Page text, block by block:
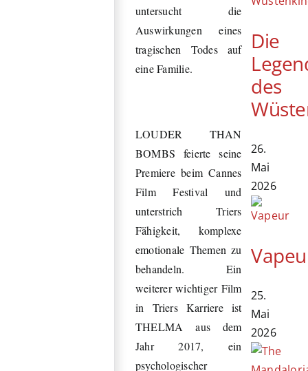
untersucht die
Auswirkungen eines
tragischen Todes auf
eine Familie.
LOUDER THAN
BOMBS feierte seine
Premiere beim Cannes
Film Festival und
unterstrich Triers
Fähigkeit, komplexe
emotionale Themen zu
behandeln. Ein
weiterer wichtiger Film
in Triers Karriere ist
THELMA aus dem
Jahr 2017, ein
psychologischer
Die
des
26.
Mai
2026
25.
Mai
2026